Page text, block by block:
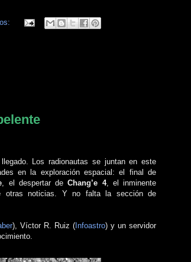
Los radionautas se juntan en este
en la exploración espacial: el final de
, el despertar deChang’e 4, el inminente
otras noticias. Y no falta la sección de
), Víctor R. Ruiz ( Infoastro) y un servidor